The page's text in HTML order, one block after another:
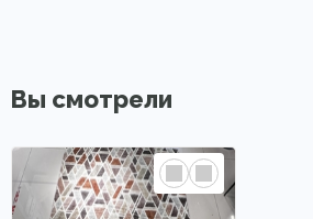
Вы смотрели